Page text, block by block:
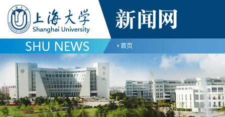
首页